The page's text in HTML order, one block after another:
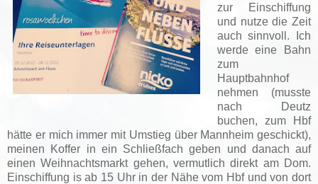
zur Einschiffung
und nutze die Zeit
auch sinnvoll. Ich
werde eine Bahn
zum
Hauptbahnhof
nehmen (musste
nach Deutz
buchen, zum Hbf
hätte er mich immer mit Umstieg über Mannheim geschickt),
meinen Koffer in ein Schließfach geben und danach auf
einen Weihnachtsmarkt gehen, vermutlich direkt am Dom.
Einschiffung is ab 15 Uhr in der Nähe vom Hbf und von dort